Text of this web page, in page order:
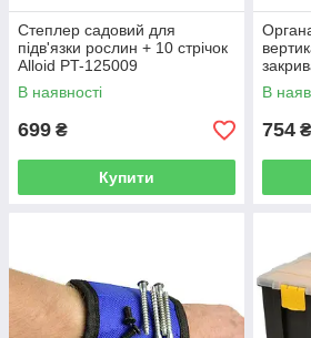
Степлер садовий для
підв'язки рослин + 10 стрічок
Alloid PT-125009
В наявності
699 ₴
Купити
В
754 ₴